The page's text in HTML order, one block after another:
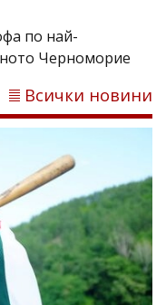
по най-
Черноморие
Всички новини